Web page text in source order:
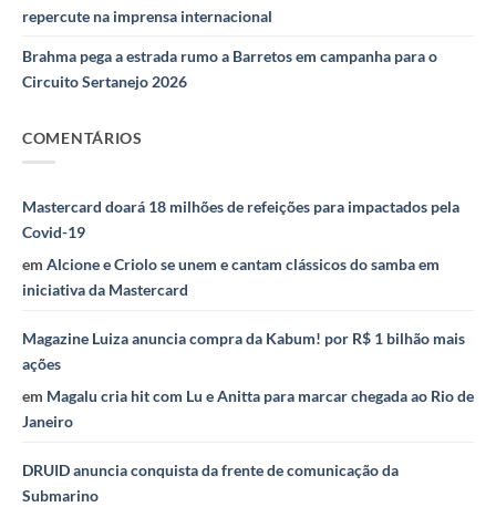
repercute na imprensa internacional
Brahma pega a estrada rumo a Barretos em campanha para o
Circuito Sertanejo 2026
COMENTÁRIOS
Mastercard doará 18 milhões de refeições para impactados pela
Covid-19
em Alcione e Criolo se unem e cantam clássicos do samba em
iniciativa da Mastercard
Magazine Luiza anuncia compra da Kabum! por R$ 1 bilhão mais
ações
em Magalu cria hit com Lu e Anitta para marcar chegada ao Rio de
Janeiro
DRUID anuncia conquista da frente de comunicação da
Submarino